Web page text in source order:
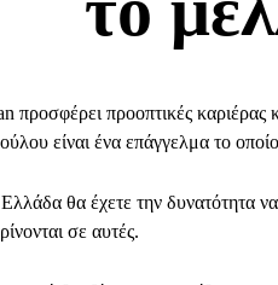
προοπτικές
είναι ένα επάγγελμα το
θα έχετε την δυνατότητα
σε αυτές.